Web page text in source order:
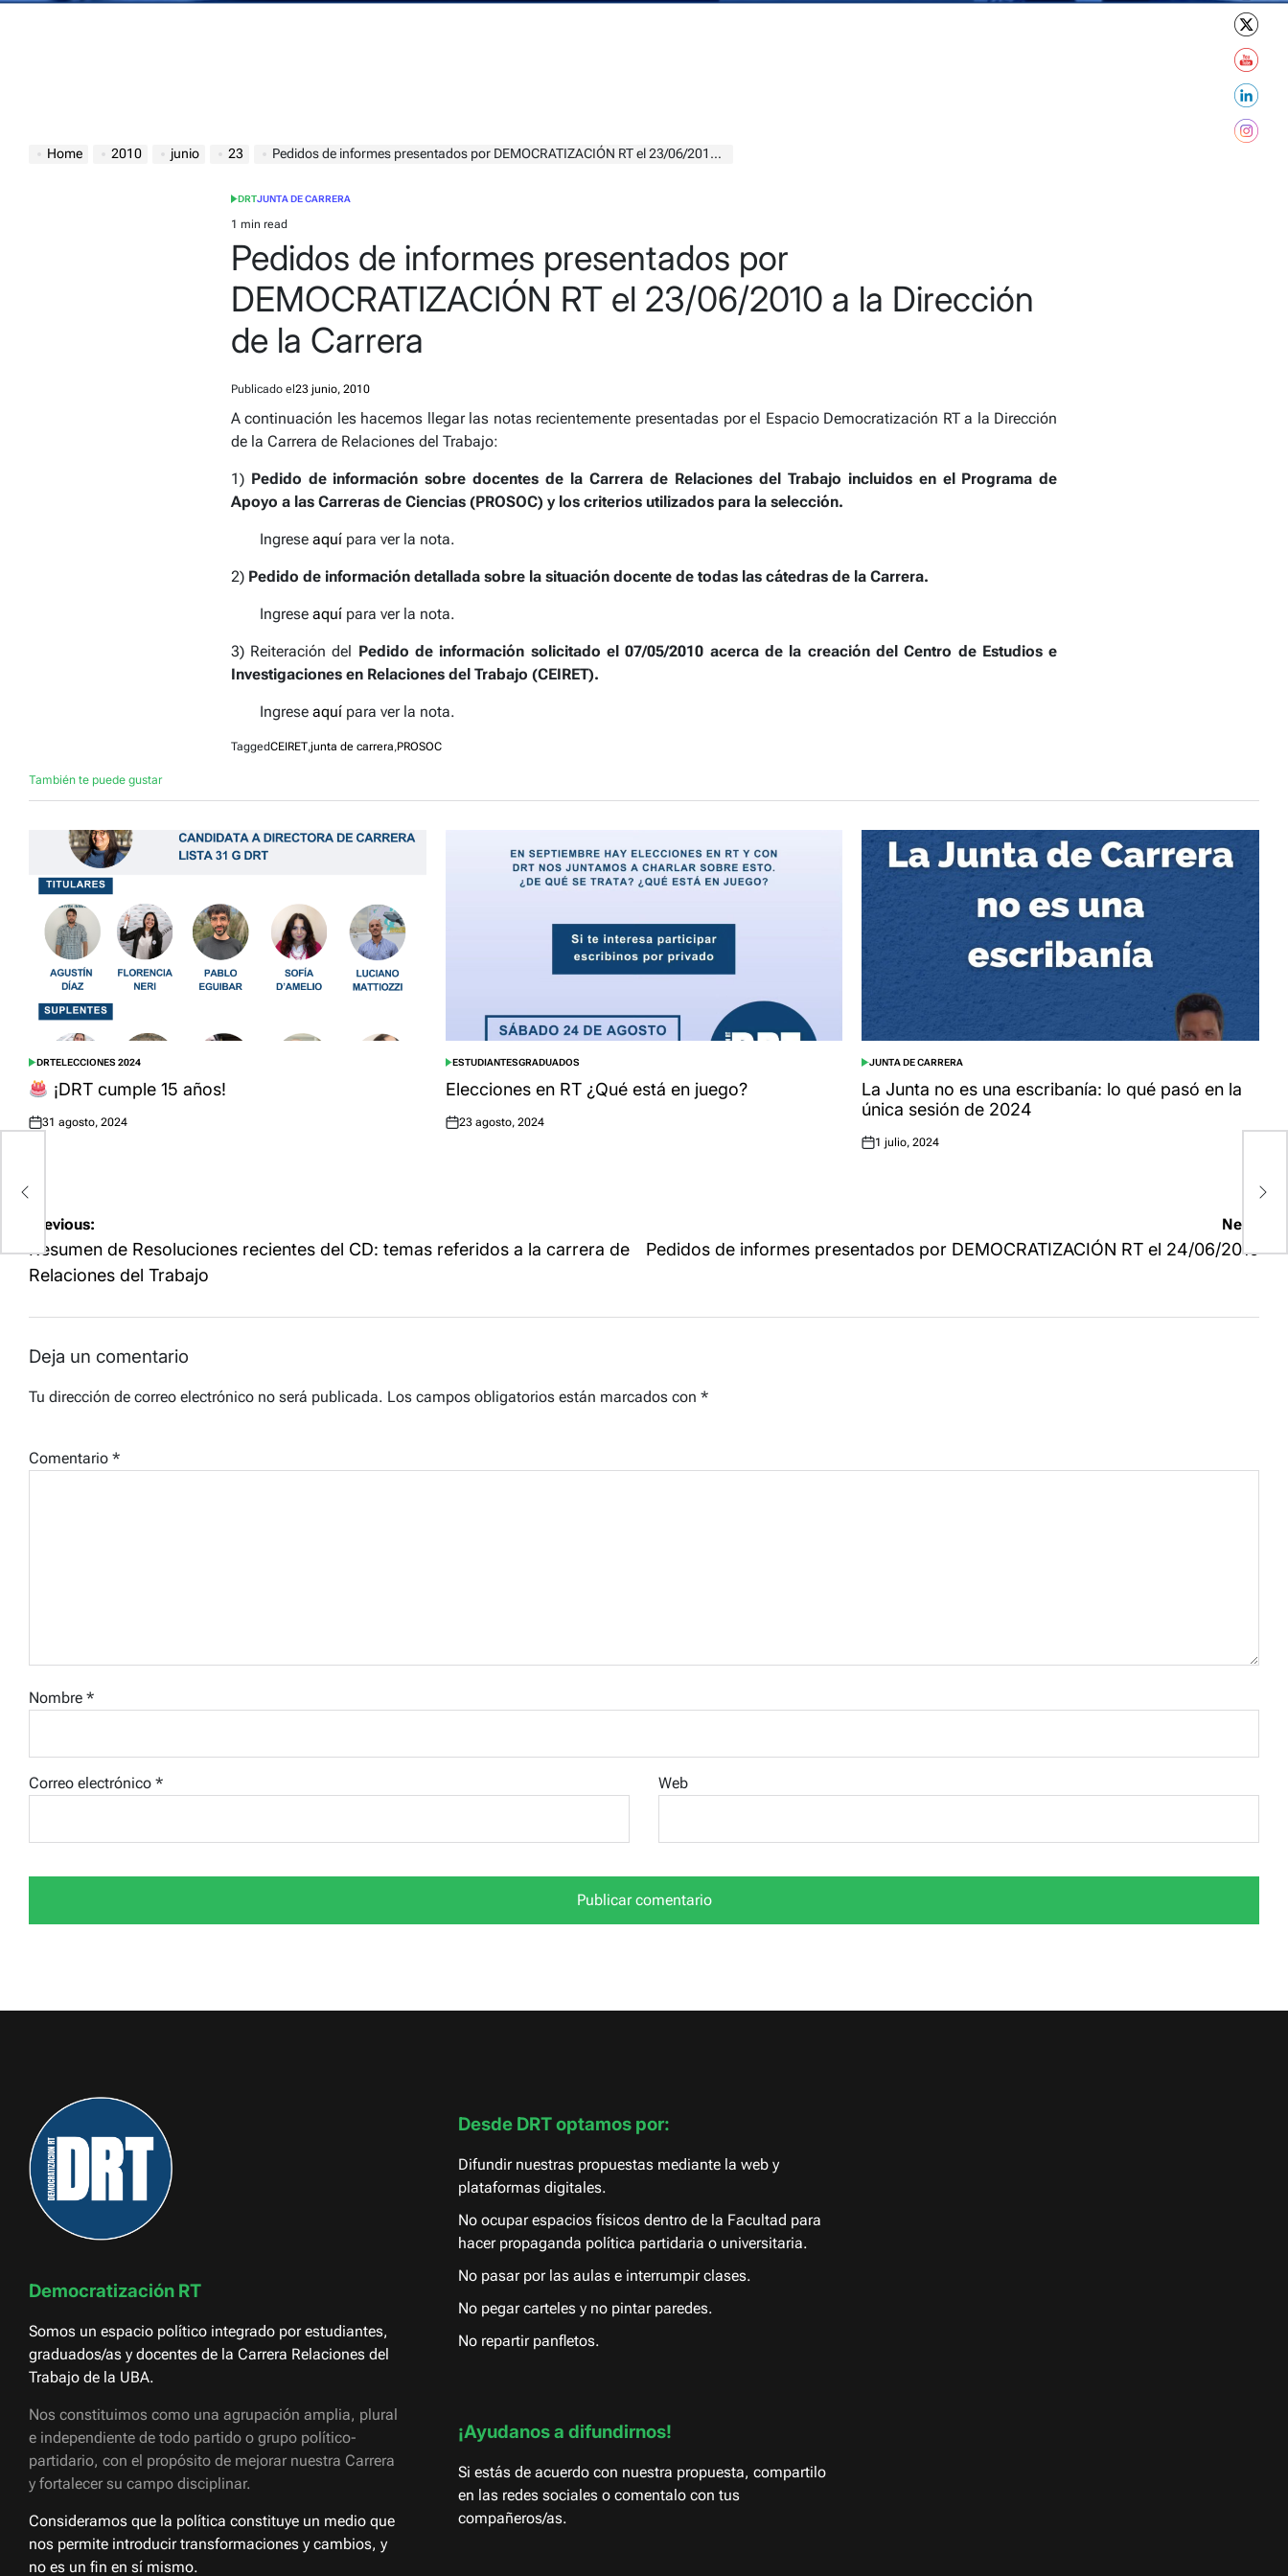
Home 2010 junio 23 Pedidos de informes presentados por DEMOCRATIZACIÓN RT el 23/06/2010 a la Dirección de la Carrera
POSTED
IN
DRTJUNTA DE CARRERA
Estimated
read
time
1 min read
Pedidos de informes presentados por
DEMOCRATIZACIÓN RT el 23/06/2010 a la Dirección
de la Carrera
Publicado el 23 junio, 2010
A continuación les hacemos llegar las notas recientemente presentadas por el Espacio Democratización RT a la Dirección
de la Carrera de Relaciones del Trabajo:
1) Pedido de información sobre docentes de la Carrera de Relaciones del Trabajo incluidos en el Programa de
Apoyo a las Carreras de Ciencias (PROSOC) y los criterios utilizados para la selección.
Ingrese aquípara ver la nota.
2) Pedido de información detallada sobre la situación docente de todas las cátedras de la Carrera.
Ingrese aquípara ver la nota.
3) Reiteración del Pedido de información solicitado el 07/05/2010 acerca de la creación del Centro de Estudios e
Investigaciones en Relaciones del Trabajo (CEIRET).
Ingrese aquípara ver la nota.
TaggedCEIRET,junta de carrera,PROSOC
También te puede gustar
POSTED
IN
DRTELECCIONES 2024
¡DRT cumple 15 años!
Posted
31 agosto, 2024
POSTED
IN
ESTUDIANTESGRADUADOS
Elecciones en RT ¿Qué está en juego?
Posted
23 agosto, 2024
POSTED
IN
JUNTA DE CARRERA
La Junta no es una escribanía: lo qué pasó en la
única sesión de 2024
Posted
1 julio, 2024
Navegación
de
entradas
Previous:
Resumen de Resoluciones recientes del CD: temas referidos a la carrera de
Relaciones del Trabajo
Next:
Pedidos de informes presentados por DEMOCRATIZACIÓN RT el 24/06/2010
Deja un comentario
Tu dirección de correo electrónico no será publicada. Los campos obligatorios están marcados con *
Comentario *
Nombre *
Correo electrónico * Web
Democratización RT
Somos un espacio político integrado por estudiantes,
graduados/as y docentes de la Carrera Relaciones del
Trabajo de la UBA.
Nos constituimos como una agrupación amplia, plural
e independiente de todo partido o grupo político-
partidario, con el propósito de mejorar nuestra Carrera
y fortalecer su campo disciplinar.
Consideramos que la política constituye un medio que
nos permite introducir transformaciones y cambios, y
no es un fin en sí mismo.
Desde DRT optamos por:
Difundir nuestras propuestas mediante la web y
plataformas digitales.
No ocupar espacios físicos dentro de la Facultad para
hacer propaganda política partidaria o universitaria.
No pasar por las aulas e interrumpir clases.
No pegar carteles y no pintar paredes.
No repartir panfletos.
¡Ayudanos a difundirnos!
Si estás de acuerdo con nuestra propuesta, compartilo
en las redes sociales o comentalo con tus
compañeros/as.